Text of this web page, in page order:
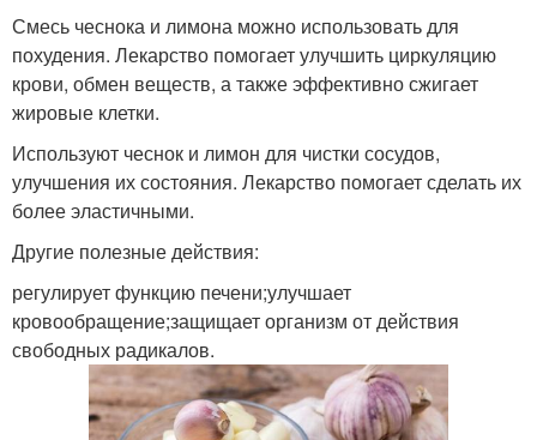
Смесь чеснока и лимона можно использовать для
похудения. Лекарство помогает улучшить циркуляцию
крови, обмен веществ, а также эффективно сжигает
жировые клетки.
Используют чеснок и лимон для чистки сосудов,
улучшения их состояния. Лекарство помогает сделать их
более эластичными.
Другие полезные действия:
регулирует функцию печени;улучшает
кровообращение;защищает организм от действия
свободных радикалов.